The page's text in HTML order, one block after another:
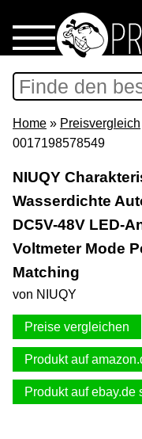
Home
Download
Support &
Presse
Datenschutz
Impressum
Home » Preisvergleich
0017198578549
NIUQY
Wasserdichte
DC5V-48V LED-
Voltmeter Mode
Matching
von NIUQY
Preise vergleichen
Produkt auf
Produkt auf ebay.de